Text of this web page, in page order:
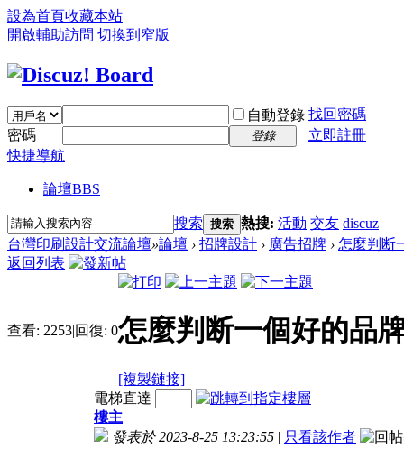
設為首頁收藏本站
開啟輔助訪問 切換到窄版
自動登錄 找回密碼
密碼
登錄
立即註冊
快捷導航
論壇BBS
搜索 搜索 熱搜: 活動 交友 discuz
台灣印刷設計交流論壇»論壇 › 招牌設計 › 廣告招牌 › 怎麼判断
返回列表
查看: 2253|回復: 0怎麼判断一個好的品
[複製鏈接]
電梯直達
樓主
發表於 2023-8-25 13:23:55 | 只看該作者